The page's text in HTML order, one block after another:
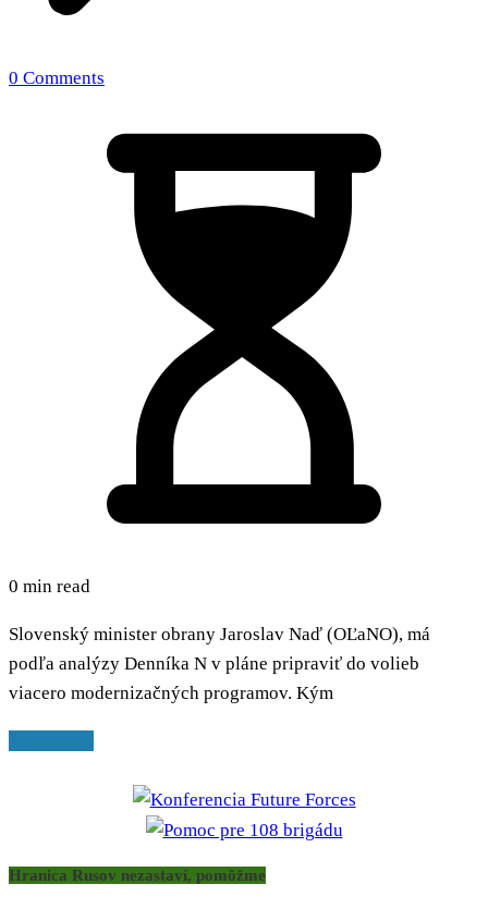
0 Comments
0 min read
Slovenský minister obrany Jaroslav Naď (OĽaNO), má
podľa analýzy Denníka N v pláne pripraviť do volieb
viacero modernizačných programov. Kým
Hranica Rusov nezastaví, pomôžme